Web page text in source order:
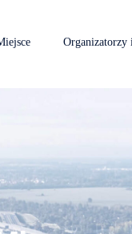
Organizatorzy